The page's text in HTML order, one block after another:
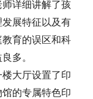
详细讲解了孩
展特征以及有
育的误区和科
多。
大厅设置了印
的专属特色印